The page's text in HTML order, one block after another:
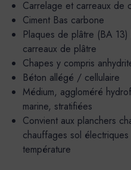
Carrelage et carreaux de
Ciment Bas carbone
Plaques de plâtre (BA
carreaux de plâtre
Chapes y compris
Béton allégé / cellulaire
Médium, aggloméré
marine, stratifiées
Convient aux planchers
chauffages sol
température